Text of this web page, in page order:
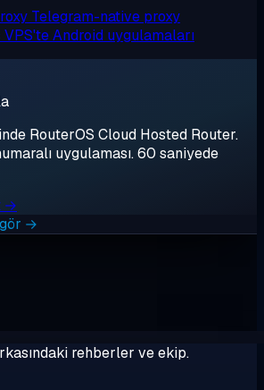
Telegram-native proxy
VPS'te Android uygulamaları
RouterOS Cloud Hosted Router.
uygulaması. 60 saniyede
→
→
rehberler ve ekip.